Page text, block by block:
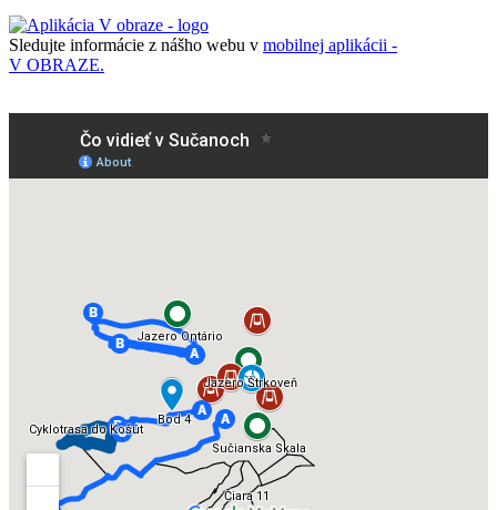
Sledujte informácie z nášho webu v mobilnej aplikácii -
V OBRAZE.